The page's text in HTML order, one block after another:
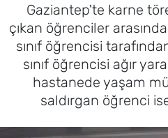
Gaziantep'te karne
çıkan öğrenciler
sınıf öğrencisi
sınıf öğrencisi ağır
hastanede yaşam
saldırgan öğrenci